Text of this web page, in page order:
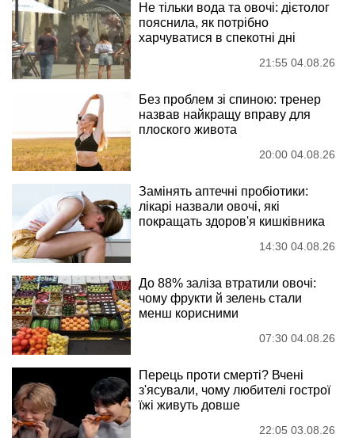
Не тільки вода та овочі: дієтолог
пояснила, як потрібно
харчуватися в спекотні дні
21:55 04.08.26
Без проблем зі спиною: тренер
назвав найкращу вправу для
плоского живота
20:00 04.08.26
Замінять аптечні пробіотики:
лікарі назвали овочі, які
покращать здоров'я кишківника
14:30 04.08.26
До 88% заліза втратили овочі:
чому фрукти й зелень стали
менш корисними
07:30 04.08.26
Перець проти смерті? Вчені
з'ясували, чому любителі гострої
їжі живуть довше
22:05 03.08.26